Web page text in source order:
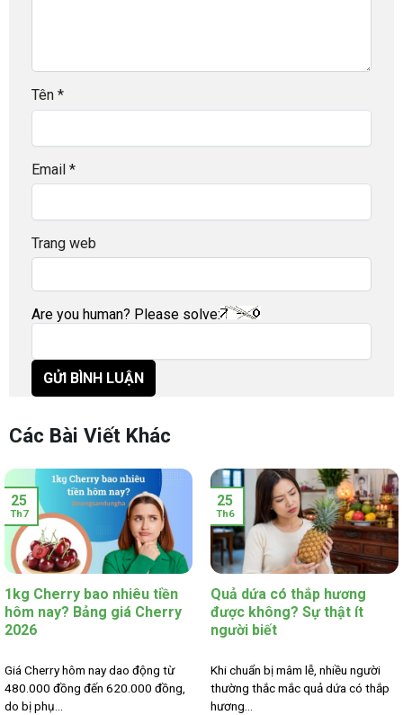
Tên *
Email *
Trang web
Are you human? Please solve:
Các Bài Viết Khác
1kg Cherry bao nhiêu tiền
hôm nay? Bảng giá Cherry
2026
Giá Cherry hôm nay dao động từ
480.000 đồng đến 620.000 đồng,
do bị phụ...
25
Th7
Quả dứa có thắp hương
được không? Sự thật ít
người biết
Khi chuẩn bị mâm lễ, nhiều người
thường thắc mắc quả dứa có thắp
hương...
25
Th6